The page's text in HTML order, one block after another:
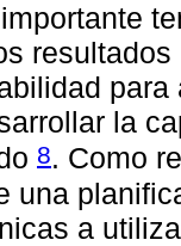
la
8. Como
una
a